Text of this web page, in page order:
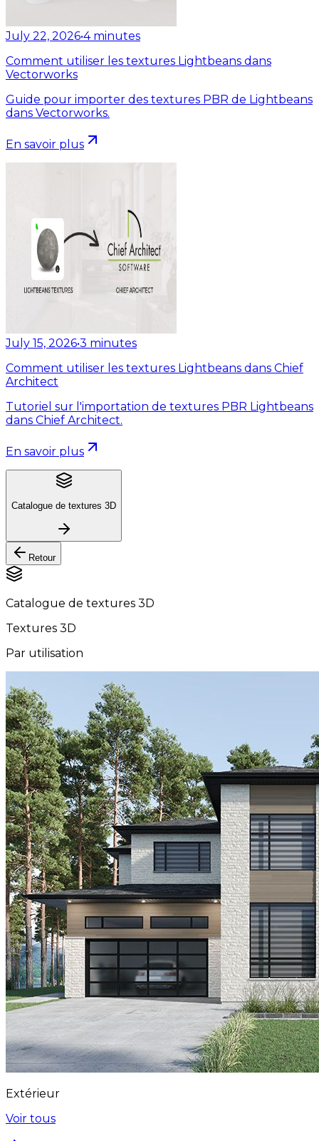
July 22, 2026•4 minutes
Comment utiliser les textures Lightbeans dans
Vectorworks
Guide pour importer des textures PBR de Lightbeans
dans Vectorworks.
En savoir plus
July 15, 2026•3 minutes
Comment utiliser les textures Lightbeans dans Chief
Architect
Tutoriel sur l'importation de textures PBR Lightbeans
dans Chief Architect.
En savoir plus
Catalogue de textures 3D
Retour
Catalogue de textures 3D
Textures 3D
Par utilisation
Extérieur
Voir tous